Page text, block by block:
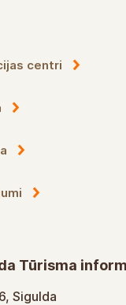
centri
Tūrisma
Sigulda